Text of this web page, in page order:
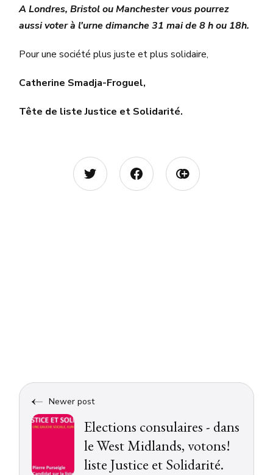
A Londres, Bristol ou Manchester vous pourrez
aussi voter à l'urne dimanche 31 mai de 8 h ou 18h.
Pour une société plus juste et plus solidaire,
Catherine Smadja-Froguel,
Tête de liste Justice et Solidarité.
Newer post
Elections consulaires - dans
le West Midlands, votons!
liste Justice et Solidarité.